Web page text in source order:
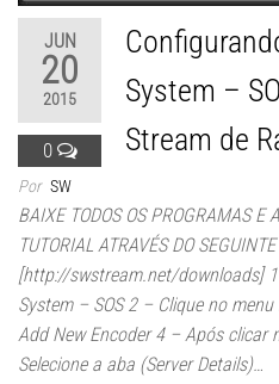
JUN
20
2015
0
System –
Stream de
Por SW
BAIXE TODOS OS PROGRAMAS E
TUTORIAL ATRAVÉS DO
[http://swstream.net/downloads]
System – SOS 2 – Clique no
Add New Encoder 4 – Após clicar
Selecione a aba (Server Details)…